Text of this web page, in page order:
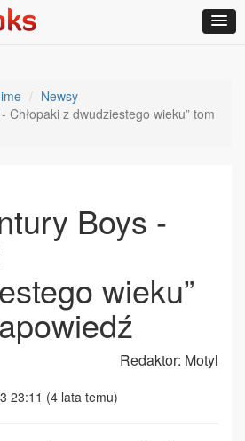
Newsy
Chłopaki z dwudziestego wieku” tom
Boys -
wieku”
Redaktor: Motyl
23:11 (4 lata temu)